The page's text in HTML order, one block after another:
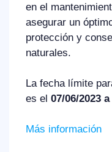
en el
asegurar un
protección y
naturales.
La fecha límite
es el 07/06/2023
Más información